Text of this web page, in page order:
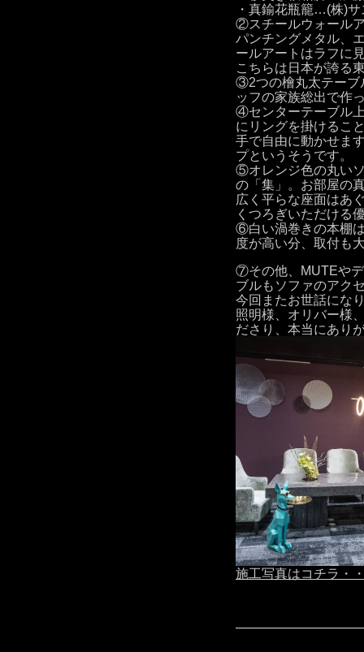
・真鍮花瓶籠…(株)
②スチールウォール
パンチングメタル、
ールアートはラフに
こちらは日本が誇る
③2つの檜丸太テーブ
ッフの家族総出で作
④センターテーブル
にリングを掛けるこ
手で自由に動かせま
プというそうです。
⑤オレンジ色の丸い
の「集」。お部屋の
広く平らな座面はあ
くつろぎいただける
⑥白い渦巻きの本棚
度が高い分、取付も
⑦その他、MUTEや
ブルもソファのアク
今回またお世話にな
照明様、オリバー様
ださり、本当にあり
施工写真はコチラ・